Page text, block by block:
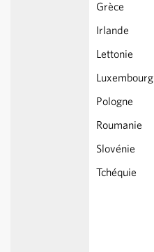
Grèce
Irlande
Lettonie
Luxembourg
Pologne
Roumanie
Slovénie
Tchéquie